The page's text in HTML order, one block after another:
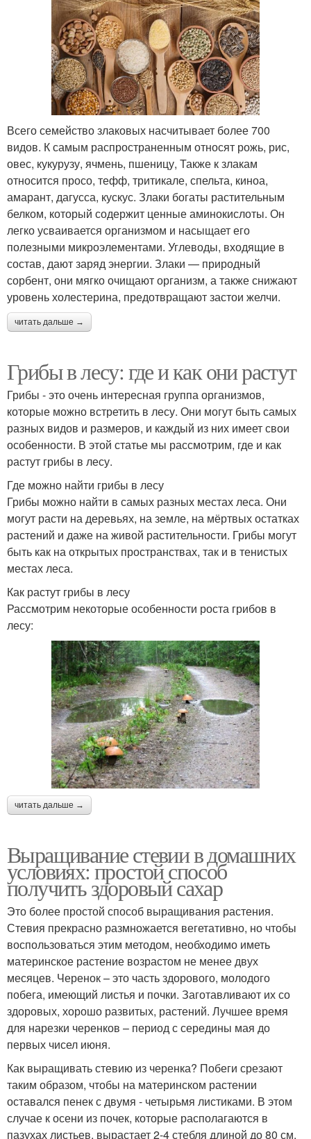
Всего семейство злаковых насчитывает более 700
видов. К самым распространенным относят рожь, рис,
овес, кукурузу, ячмень, пшеницу, Также к злакам
относится просо, тефф, тритикале, спельта, киноа,
амарант, дагусса, кускус. Злаки богаты растительным
белком, который содержит ценные аминокислоты. Он
легко усваивается организмом и насыщает его
полезными микроэлементами. Углеводы, входящие в
состав, дают заряд энергии. Злаки — природный
сорбент, они мягко очищают организм, а также снижают
уровень холестерина, предотвращают застои желчи.
читать дальше →
Грибы в лесу: где и как они растут
Грибы - это очень интересная группа организмов,
которые можно встретить в лесу. Они могут быть самых
разных видов и размеров, и каждый из них имеет свои
особенности. В этой статье мы рассмотрим, где и как
растут грибы в лесу.
Где можно найти грибы в лесу
Грибы можно найти в самых разных местах леса. Они
могут расти на деревьях, на земле, на мёртвых остатках
растений и даже на живой растительности. Грибы могут
быть как на открытых пространствах, так и в тенистых
местах леса.
Как растут грибы в лесу
Рассмотрим некоторые особенности роста грибов в
лесу:
читать дальше →
Выращивание стевии в домашних
условиях: простой способ
получить здоровый сахар
Это более простой способ выращивания растения.
Стевия прекрасно размножается вегетативно, но чтобы
воспользоваться этим методом, необходимо иметь
материнское растение возрастом не менее двух
месяцев. Черенок – это часть здорового, молодого
побега, имеющий листья и почки. Заготавливают их со
здоровых, хорошо развитых, растений. Лучшее время
для нарезки черенков – период с середины мая до
первых чисел июня.
Как выращивать стевию из черенка? Побеги срезают
таким образом, чтобы на материнском растении
оставался пенек с двумя - четырьмя листиками. В этом
случае к осени из почек, которые располагаются в
пазухах листьев, вырастает 2-4 стебля длиной до 80 см.